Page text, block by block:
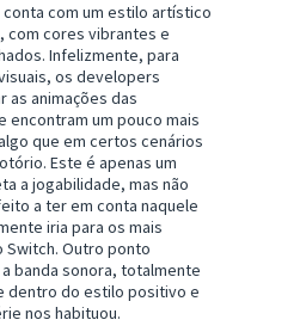
com um estilo artístico
com cores vibrantes e
Infelizmente, para
os developers
as animações das
encontram um pouco mais
que em certos cenários
Este é apenas um
a jogabilidade, mas não
a ter em conta naquele
iria para os mais
Switch. Outro ponto
banda sonora, totalmente
dentro do estilo positivo e
nos habituou.